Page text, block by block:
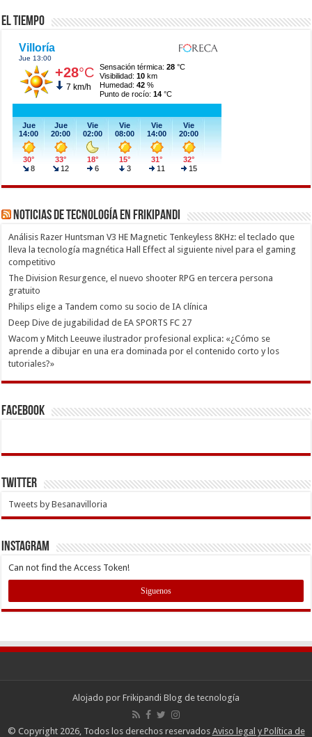
El Tiempo
Noticias de Tecnología en Frikipandi
Análisis Razer Huntsman V3 HE Magnetic Tenkeyless 8KHz: el teclado que
lleva la tecnología magnética Hall Effect al siguiente nivel para el gaming
competitivo
The Division Resurgence, el nuevo shooter RPG en tercera persona
gratuito
Philips elige a Tandem como su socio de IA clínica
Deep Dive de jugabilidad de EA SPORTS FC 27
Wacom y Mitch Leeuwe ilustrador profesional explica: «¿Cómo se
aprende a dibujar en una era dominada por el contenido corto y los
tutoriales?»
Facebook
Twitter
Tweets by Besanavilloria
INSTAGRAM
Can not find the Access Token!
Siguenos
Alojado por Frikipandi Blog de tecnología
© Copyright 2026, Todos los derechos reservados Aviso legal y Política de